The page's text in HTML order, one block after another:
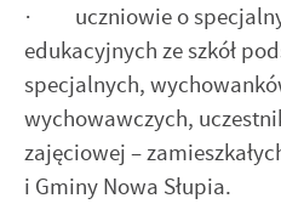
· uczniowie o
edukacyjnych ze szkół
specjalnych,
wychowawczych,
zajęciowej –
i Gminy Nowa Słupia.